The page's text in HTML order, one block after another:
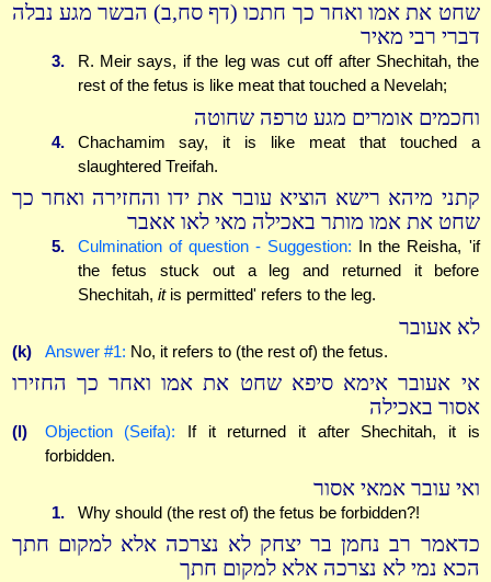
שחט את אמו ואחר כך חתכו (דף סח,ב) הבשר מגע נבלה
דברי רבי מאיר
3.
R. Meir says, if the leg was cut off after Shechitah, the
rest of the fetus is like meat that touched a Nevelah;
וחכמים אומרים מגע טרפה שחוטה
4.
Chachamim say, it is like meat that touched a
slaughtered Treifah.
קתני מיהא רישא הוציא עובר את ידו והחזירה ואחר כך
שחט את אמו מותר באכילה מאי לאו אאבר
5. Culmination of question - Suggestion: In the Reisha, 'if
the fetus stuck out a leg and returned it before
Shechitah, itis permitted' refers to the leg.
לא אעובר
(k) Answer #1: No, it refers to (the rest of) the fetus.
אי אעובר אימא סיפא שחט את אמו ואחר כך החזירו
אסור באכילה
(l) Objection (Seifa): If it returned it after Shechitah, it is
forbidden.
ואי עובר אמאי אסור
1. Why should (the rest of) the fetus be forbidden?!
כדאמר רב נחמן בר יצחק לא נצרכה אלא למקום חתך
הכא נמי לא נצרכה אלא למקום חתך